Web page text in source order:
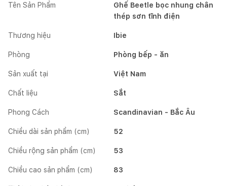
Tên Sản Phẩm
Ghế Beetle bọc nhung chân
thép sơn tĩnh điện
Thương hiệu Ibie
Phòng Phòng bếp - ăn
Sản xuất tại Việt Nam
Chất liệu Sắt
Phong Cách Scandinavian - Bắc Âu
Chiều dài sản phẩm (cm) 52
Chiều rộng sản phẩm (cm) 53
Chiều cao sản phẩm (cm) 83